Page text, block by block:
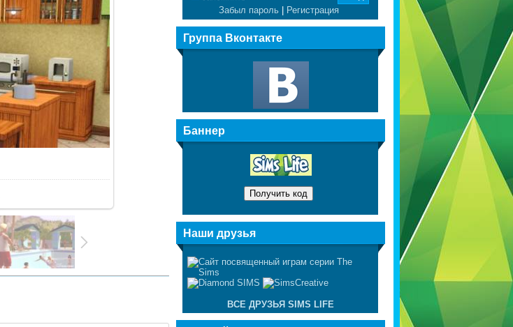
Забыл пароль| Регистрация
Группа Вконтакте
Баннер
Наши друзья
ВСЕ ДРУЗЬЯ SIMS LIFE